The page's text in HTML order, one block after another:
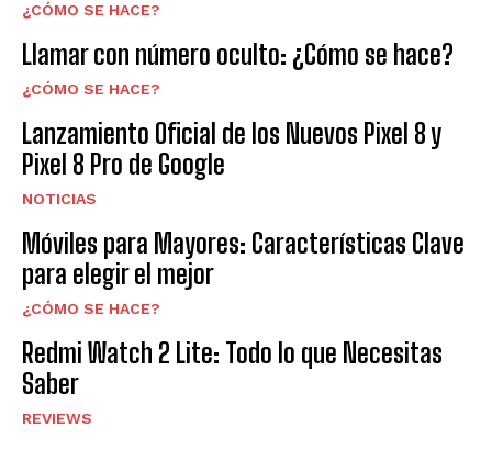
¿CÓMO SE HACE?
Llamar con número oculto: ¿Cómo se hace?
¿CÓMO SE HACE?
Lanzamiento Oficial de los Nuevos Pixel 8 y
Pixel 8 Pro de Google
NOTICIAS
Móviles para Mayores: Características Clave
para elegir el mejor
¿CÓMO SE HACE?
Redmi Watch 2 Lite: Todo lo que Necesitas
Saber
REVIEWS